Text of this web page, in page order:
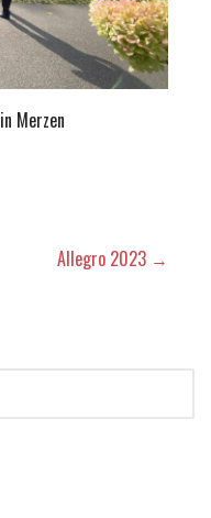
Merzen
Allegro 2023 →